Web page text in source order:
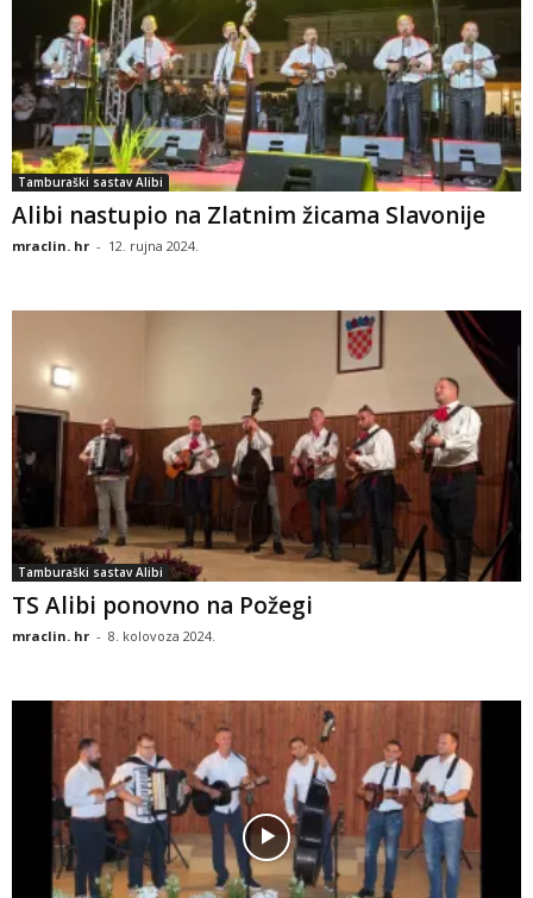
Tamburaški sastav Alibi
Alibi nastupio na Zlatnim žicama Slavonije
mraclin. hr - 12. rujna 2024.
Tamburaški sastav Alibi
TS Alibi ponovno na Požegi
mraclin. hr - 8. kolovoza 2024.